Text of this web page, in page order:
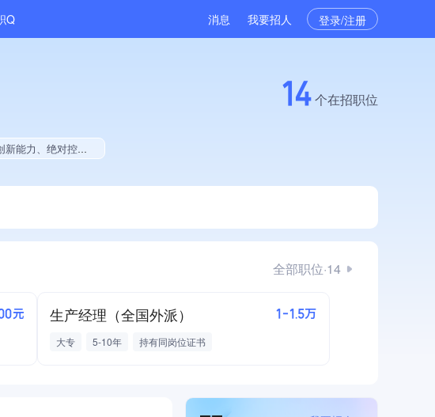
Q 消息 我要招人 登录/注册
拥有工艺创新能力、拥有美术作品、美术作品创作量位于同行前10%、拥有多项著作权、软件研发量位于同行前40%
14个在招职位
全部职位·14
元 生产经理（全国外派） 1-1.5万
大专 5-10年 持有同岗位证书